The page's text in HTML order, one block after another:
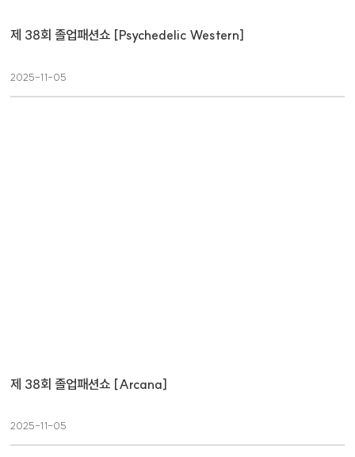
제 38회 졸업패션쇼 [Psychedelic Western]
2025-11-05
제 38회 졸업패션쇼 [Arcana]
2025-11-05